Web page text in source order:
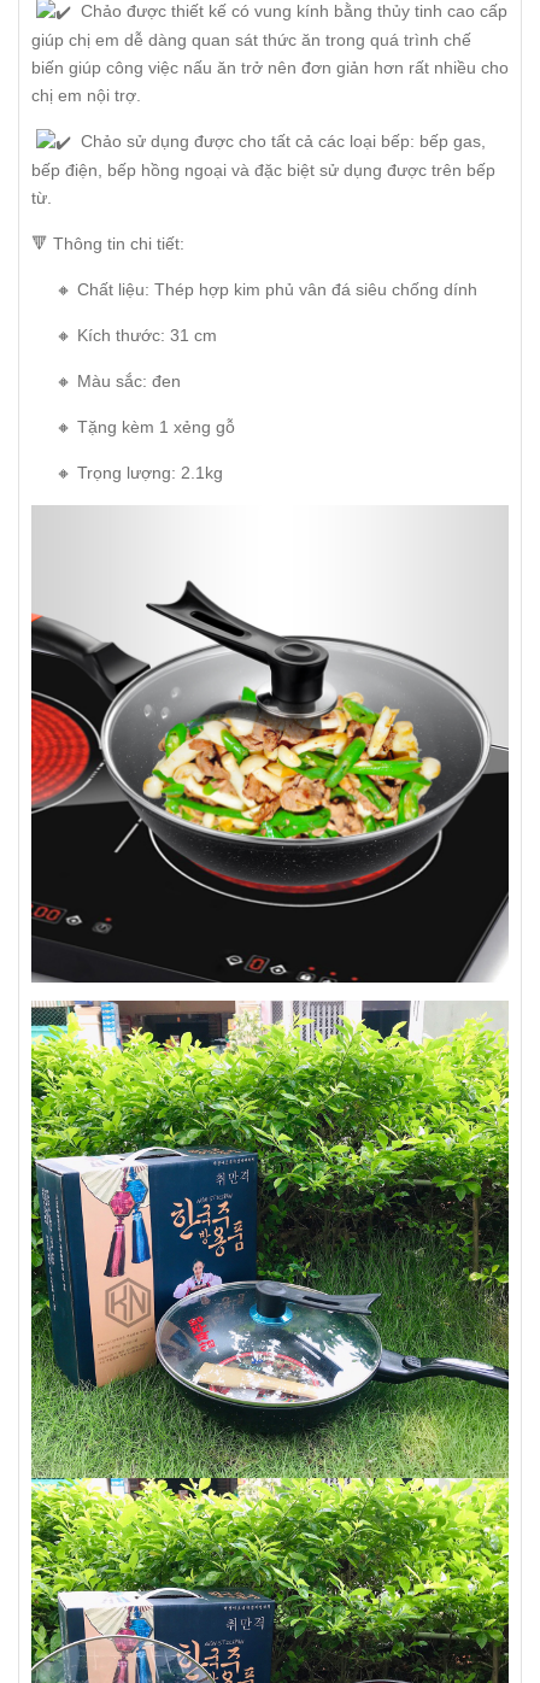
Chảo được thiết kế có vung kính bằng thủy tinh cao cấp
giúp chị em dễ dàng quan sát thức ăn trong quá trình chế
biến giúp công việc nấu ăn trở nên đơn giản hơn rất nhiều cho
chị em nội trợ.
Chảo sử dụng được cho tất cả các loại bếp: bếp gas,
bếp điện, bếp hồng ngoại và đặc biệt sử dụng được trên bếp
từ.
🔻 Thông tin chi tiết:
🔸 Chất liệu: Thép hợp kim phủ vân đá siêu chống dính
🔸 Kích thước: 31 cm
🔸 Màu sắc: đen
🔸 Tặng kèm 1 xẻng gỗ
🔸 Trọng lượng: 2.1kg